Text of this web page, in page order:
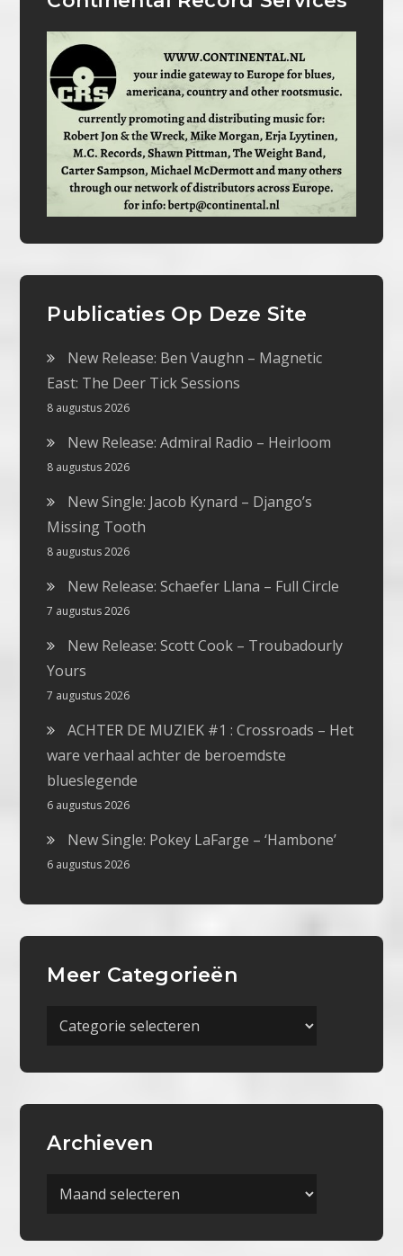
Publicaties Op Deze Site
New Release: Ben Vaughn – Magnetic
East: The Deer Tick Sessions
8 augustus 2026
New Release: Admiral Radio – Heirloom
8 augustus 2026
New Single: Jacob Kynard – Django’s
Missing Tooth
8 augustus 2026
New Release: Schaefer Llana – Full Circle
7 augustus 2026
New Release: Scott Cook – Troubadourly
Yours
7 augustus 2026
ACHTER DE MUZIEK #1 : Crossroads – Het
ware verhaal achter de beroemdste
blueslegende
6 augustus 2026
New Single: Pokey LaFarge – ‘Hambone’
6 augustus 2026
Meer Categorieën
Meer
Archieven
Archieven